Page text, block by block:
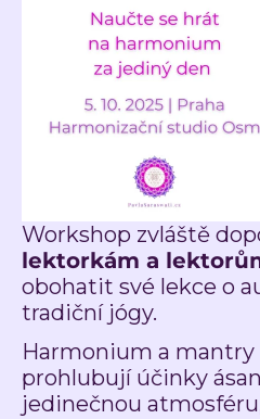
Workshop zvláště
lektorkám a
obohatit své lekce o
tradiční jógy.
Harmonium a mantry
prohlubují účinky
jedinečnou